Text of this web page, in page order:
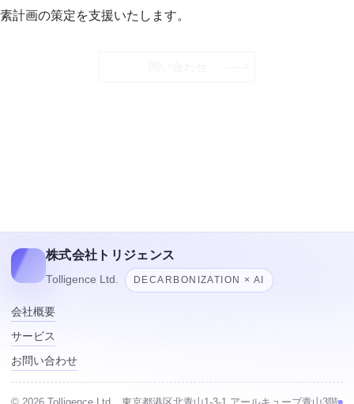
素計画の策定を支援いたします。
株式会社トリジェンス
Tolligence Ltd. DECARBONIZATION × AI
会社概要
サービス
お問い合わせ